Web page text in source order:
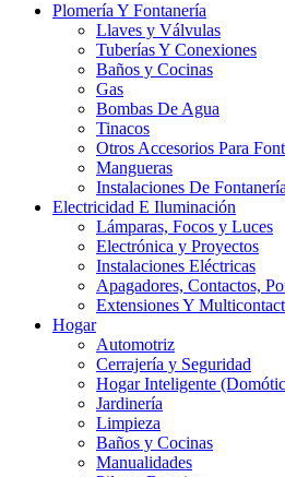
Plomería Y Fontanería
Llaves y Válvulas
Tuberías Y Conexiones
Baños y Cocinas
Gas
Bombas De Agua
Tinacos
Otros Accesorios Para
Mangueras
Instalaciones De Fontanería
Electricidad E Iluminación
Lámparas, Focos y Luces
Electrónica y Proyectos
Instalaciones Eléctricas
Apagadores, Contactos,
Extensiones Y
Hogar
Automotriz
Cerrajería y Seguridad
Hogar Inteligente
Jardinería
Limpieza
Baños y Cocinas
Manualidades